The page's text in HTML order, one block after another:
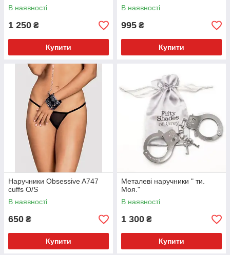
В наявності
1 250 ₴
Купити
В наявності
995 ₴
Купити
Наручники Obsessive A747
cuffs O/S
В наявності
650 ₴
Купити
Металеві наручники " ти.
Моя."
В наявності
1 300 ₴
Купити